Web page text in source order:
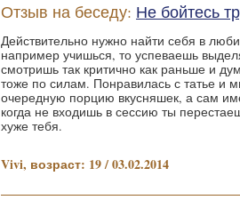
Отзыв на беседу: Не бойтесь
Действительно нужно найти себя в
например учишься, то успеваешь
смотришь так критично как раньше и
тоже по силам. Понравилась с татье и
очередную порцию вкусняшек, а сам
когда не входишь в сессию ты
хуже тебя.
Vivi, возраст: 19 / 03.02.2014